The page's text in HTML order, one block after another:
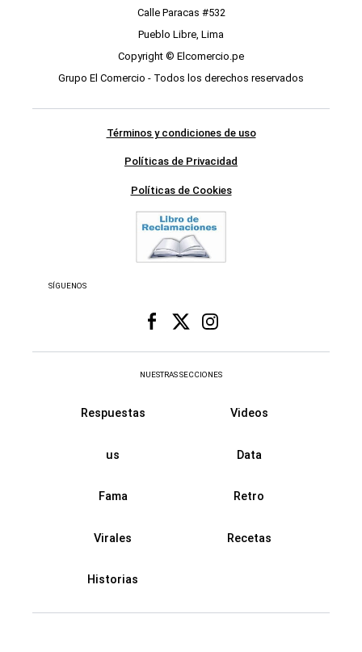
Calle Paracas #532
Pueblo Libre, Lima
Copyright © Elcomercio.pe
Grupo El Comercio - Todos los derechos reservados
Términos y condiciones de uso
Políticas de Privacidad
Políticas de Cookies
SÍGUENOS
NUESTRAS SECCIONES
Respuestas Videos
us Data
Fama Retro
Virales Recetas
Historias